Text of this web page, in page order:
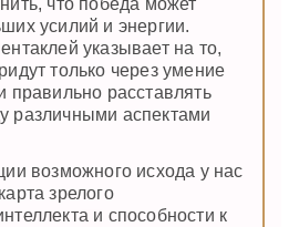
что победа может
усилий и энергии.
указывает на то,
только через умение
правильно расставлять
различными аспектами
возможного исхода у нас
зрелого
и способности к